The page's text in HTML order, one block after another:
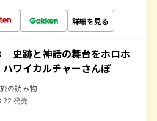
詳細を見る
史跡と神話の舞台をホロホ
ワイカルチャーさんぽ
の読み物
発売